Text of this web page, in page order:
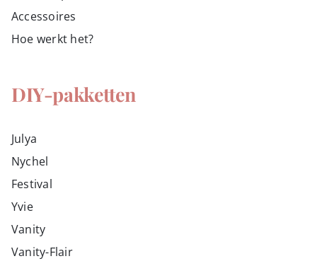
Accessoires
Hoe werkt het?
DIY-pakketten
Julya
Nychel
Festival
Yvie
Vanity
Vanity-Flair